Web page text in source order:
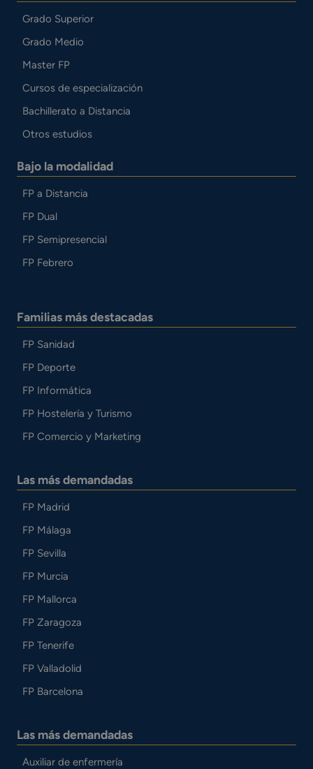
Grado Superior
Grado Medio
Master FP
Cursos de especialización
Bachillerato a Distancia
Otros estudios
Bajo la modalidad
FP a Distancia
FP Dual
FP Semipresencial
FP Febrero
Familias más destacadas
FP Sanidad
FP Deporte
FP Informática
FP Hostelería y Turismo
FP Comercio y Marketing
Las más demandadas
FP Madrid
FP Málaga
FP Sevilla
FP Murcia
FP Mallorca
FP Zaragoza
FP Tenerife
FP Valladolid
FP Barcelona
Las más demandadas
Auxiliar de enfermería